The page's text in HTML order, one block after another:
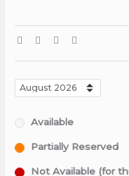
Available
Partially Reserved
Not Available (for